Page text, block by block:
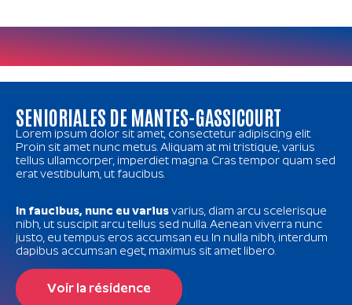
SENIORIALES DE MANTES-GASSICOURT
Lorem ipsum dolor sit amet, consectetur adipiscing elit.
Proin sit amet nunc metus. Aliquam at mi tristique, varius
tellus ullamcorper, imperdiet magna. Cras tempor quam sed
erat vestibulum, ut faucibus.
In faucibus, nunc eu varius varius, diam arcu scelerisque
nibh, ut suscipit arcu tellus sed nulla. Aenean viverra nunc
justo, eu tempus eros accumsan eu. In nulla nibh, interdum
dapibus accumsan eget, maximus sit amet libero.
Voir la résidence